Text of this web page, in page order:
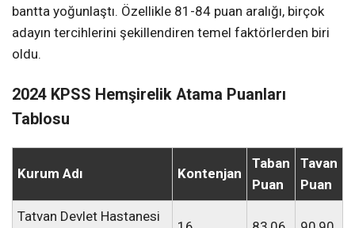
bantta yoğunlaştı. Özellikle 81-84 puan aralığı, birçok
adayın tercihlerini şekillendiren temel faktörlerden biri
oldu.
2024 KPSS Hemşirelik Atama Puanları
Tablosu
Kurum Adı Kontenjan
Taban
Puan
Tavan
Puan
Tatvan Devlet Hastanesi